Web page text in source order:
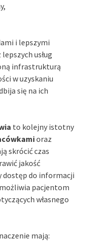
i lepszymi
usług
infrastrukturą
w uzyskaniu
się na ich
to kolejny istotny
oraz
skrócić czas
jakość
dostęp do informacji
pacjentom
własnego
mają: